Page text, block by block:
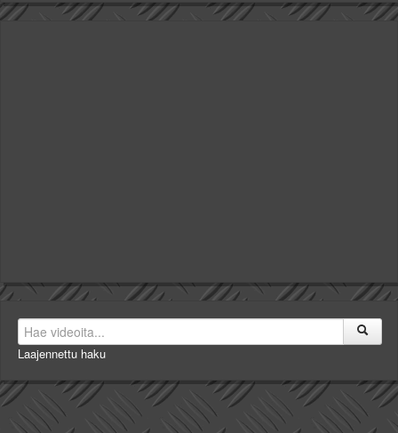
Laajennettu haku